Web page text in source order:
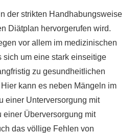
der strikten Handhabungsweise
Diätplan hervorgerufen wird.
vor allem im medizinischen
sich um eine stark einseitige
zu gesundheitlichen
kann es neben Mängeln im
einer Unterversorgung mit
einer Überversorgung mit
das völlige Fehlen von